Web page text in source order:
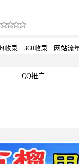
收录 - 360收录 - 网站流
QQ推广